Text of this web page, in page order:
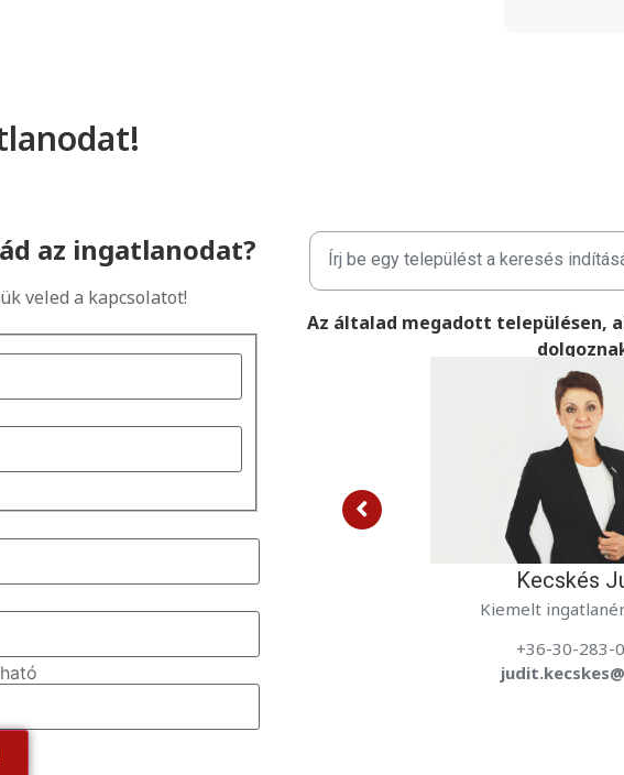
az ingatlanodat?​
veled a kapcsolatot!
Írj be egy települést a keresés
Az általad megadott településen,
Kecskés Judit
Kiemelt ingatlanértékesítő
+36-30-283-0002
Dózsa
Kiemelt
+36-70-624-